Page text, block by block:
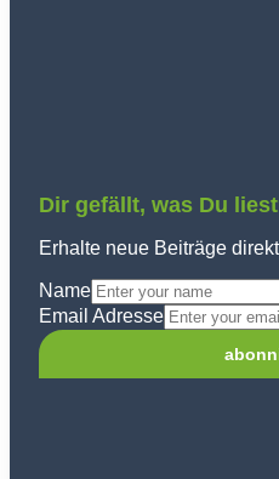
Dir gefällt, was Du
Erhalte neue Beiträge
Name
Email Adresse